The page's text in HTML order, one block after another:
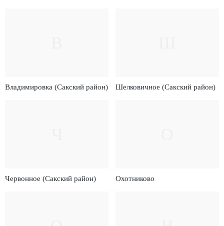
Владимировка (Сакский район) Шелковичное (Сакский район)
Червонное (Сакский район) Охотниково